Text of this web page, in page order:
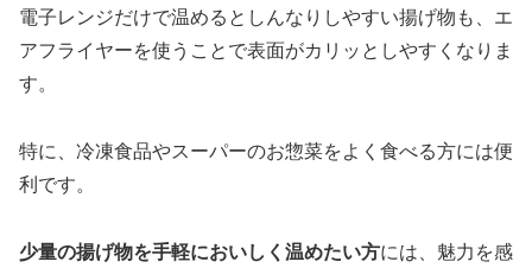
電子レンジだけで温めるとしんなりしやすい揚げ物も、エ
アフライヤーを使うことで表面がカリッとしやすくなりま
す。
特に、冷凍食品やスーパーのお惣菜をよく食べる方には便
利です。
少量の揚げ物を手軽においしく温めたい方には、魅力を感